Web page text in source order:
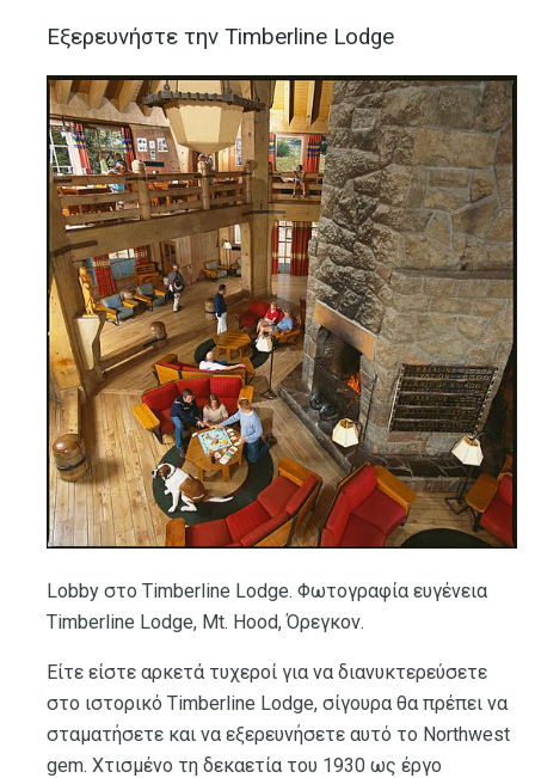
Εξερευνήστε την Timberline Lodge
Lobby στο Timberline Lodge. Φωτογραφία ευγένεια
Timberline Lodge, Mt. Hood, Όρεγκον.
Είτε είστε αρκετά τυχεροί για να διανυκτερεύσετε
στο ιστορικό Timberline Lodge, σίγουρα θα πρέπει να
σταματήσετε και να εξερευνήσετε αυτό το Northwest
gem. Χτισμένο τη δεκαετία του 1930 ως έργο